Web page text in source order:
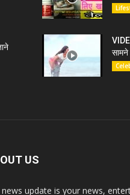
सामने
US
update is your news,